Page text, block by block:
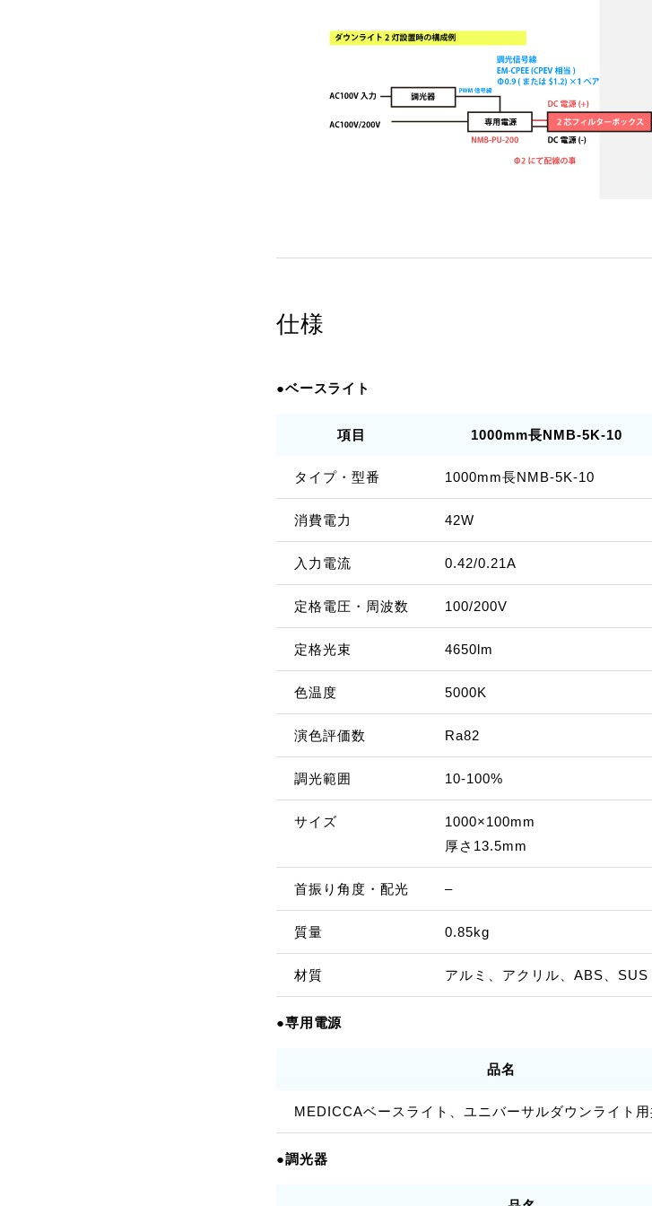
仕様
●ベースライト
項目 1000mm長NMB-5K-10
タイプ・型番 1000mm長NMB-5K-10
消費電力 42W
入力電流 0.42/0.21A
定格電圧・周波数 100/200V
定格光束 4650lm
色温度 5000K
演色評価数 Ra82
調光範囲 10-100%
サイズ
1000×100mm
厚さ13.5mm
首振り角度・配光 –
質量 0.85kg
材質 アルミ、アクリル、ABS、SUS
●専用電源
品名
MEDICCAベースライト、ユニバーサルダウンライト
●調光器